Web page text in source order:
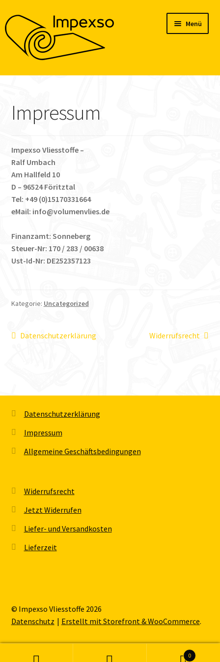
Zur
Navigation
springen
Zum
Inhalt
springen
Menü
Home
Blog
Impressum
Impexso Vliesstoffe –
Ralf Umbach
Am Hallfeld 10
D – 96524 Föritztal
Tel: +49 (0)15170331664
eMail: info@volumenvlies.de
Finanzamt: Sonneberg
Steuer-Nr: 170 / 283 / 00638
Ust-Id-Nr: DE252357123
Kategorie: Uncategorized
Beitragsnavigation
Vorheriger
Datenschutzerklärung
Nächster
Widerrufsrecht
Datenschutzerklärung
Impressum
Allgemeine Geschäftsbedingungen
Widerrufsrecht
Jetzt Widerrufen
Liefer- und Versandkosten
Lieferzeit
© Impexso Vliesstoffe 2026
Datenschutz
Erstellt mit Storefront & WooCommerce.
0